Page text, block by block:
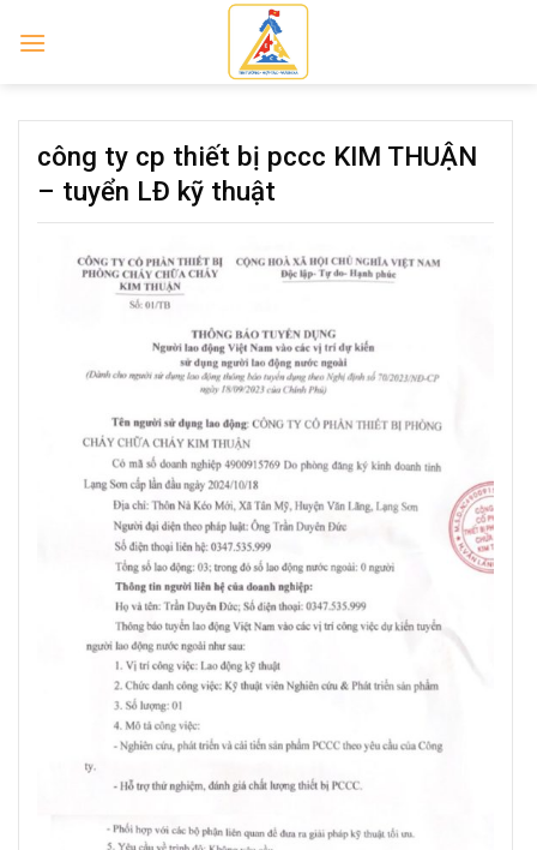
công ty cp thiết bị pccc KIM THUẬN
– tuyển LĐ kỹ thuật